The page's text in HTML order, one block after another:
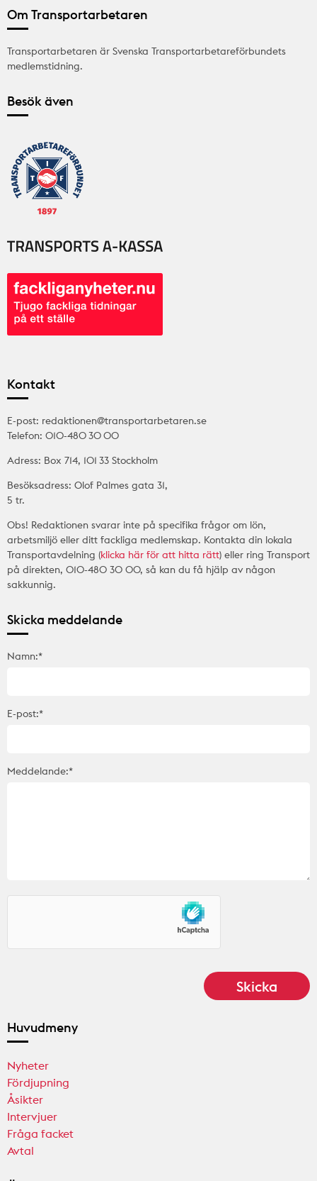
Om Transportarbetaren
Transportarbetaren är Svenska Transportarbetareförbundets
medlemstidning.
Besök även
Kontakt
E-post: redaktionen@transportarbetaren.se
Telefon: 010-480 30 00
Adress: Box 714, 101 33 Stockholm
Besöksadress: Olof Palmes gata 31,
5 tr.
Obs! Redaktionen svarar inte på specifika frågor om lön,
arbetsmiljö eller ditt fackliga medlemskap. Kontakta din lokala
Transportavdelning (klicka här för att hitta rätt) eller ring Transport
på direkten, 010-480 30 00, så kan du få hjälp av någon
sakkunnig.
Skicka meddelande
Namn:*
E-post:*
Meddelande:*
Huvudmeny
Nyheter
Fördjupning
Åsikter
Intervjuer
Fråga facket
Avtal